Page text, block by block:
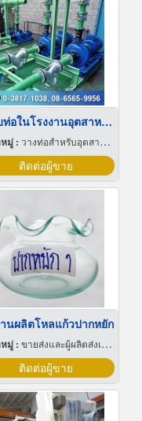
ระบบท่อในโรงงานอุตสาหกรรม
มู่ : วางท่อสำหรับอุตสาหกรรมท่อ
ติดต่อผู้ขาย
นผลิตโหลแก้วปากหยัก
มู่ : ขายส่งและผู้ผลิตส่งเครื่องแก้ว
ติดต่อผู้ขาย